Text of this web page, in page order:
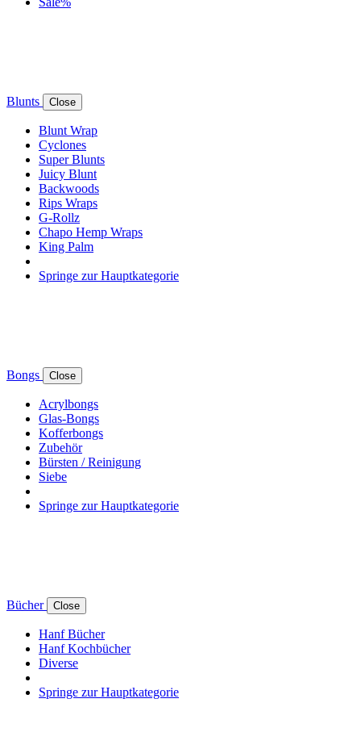
Blunts Close
Blunt Wrap
Cyclones
Super Blunts
Juicy Blunt
Backwoods
Rips Wraps
G-Rollz
Chapo Hemp Wraps
King Palm
Springe zur Hauptkategorie
Bongs Close
Acrylbongs
Glas-Bongs
Kofferbongs
Zubehör
Bürsten / Reinigung
Siebe
Springe zur Hauptkategorie
Bücher Close
Hanf Bücher
Hanf Kochbücher
Diverse
Springe zur Hauptkategorie